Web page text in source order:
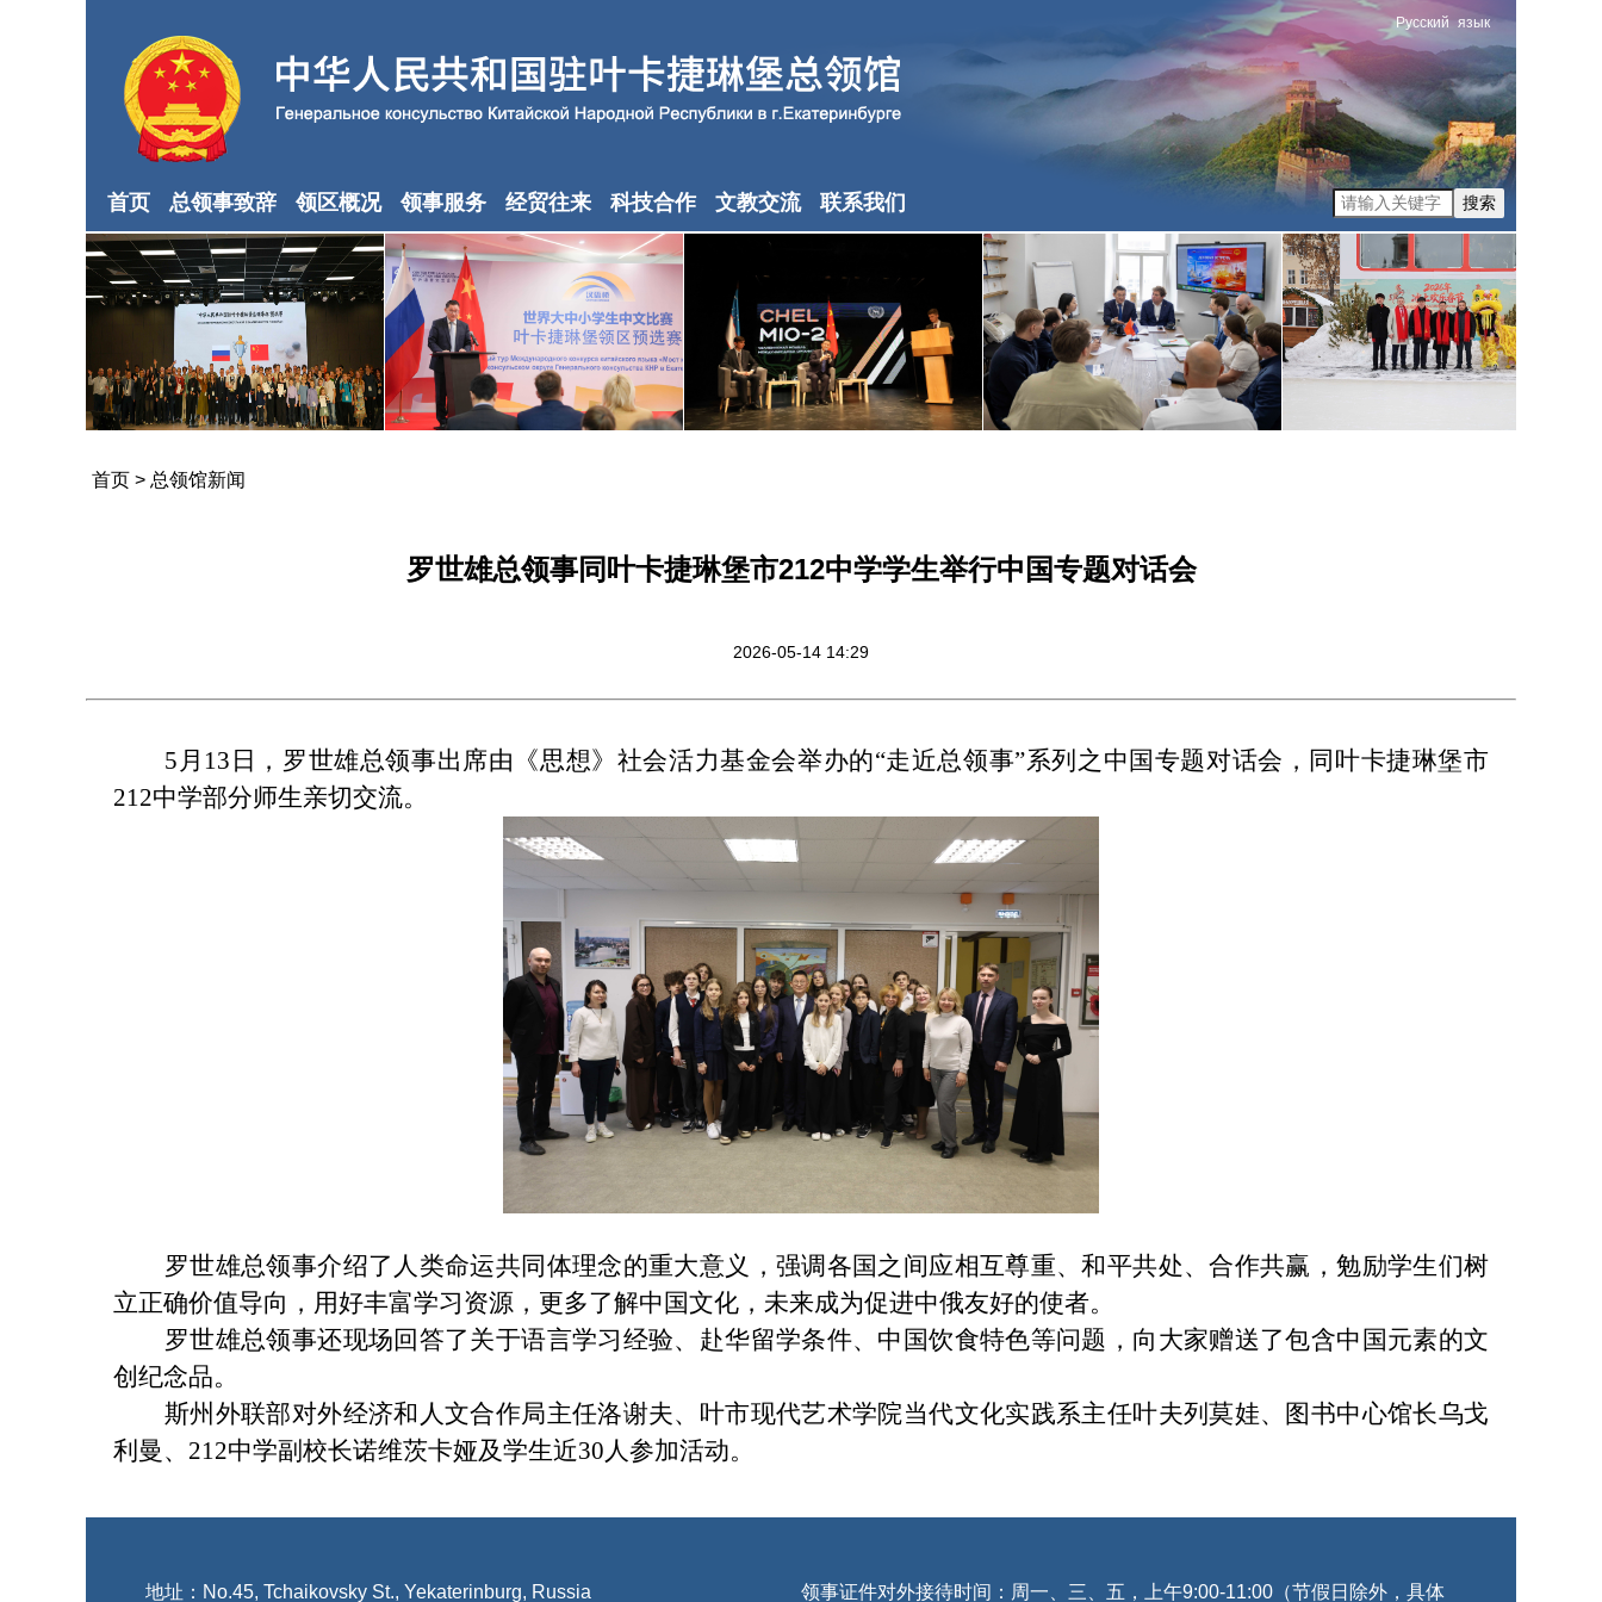
Русский язык
首页 总领事致辞 领区概况 领事服务 经贸往来 科技合作 文教交流 联系我们 搜索
首页 > 总领馆新闻
罗世雄总领事同叶卡捷琳堡市212中学学生举行中国专题对话会
2026-05-14 14:29
5月13日，罗世雄总领事出席由《思想》社会活力基金会举办的“走近总领事”系列之中国专题对话会，同叶卡捷琳堡市
212中学部分师生亲切交流。
罗世雄总领事介绍了人类命运共同体理念的重大意义，强调各国之间应相互尊重、和平共处、合作共赢，勉励学生们树
立正确价值导向，用好丰富学习资源，更多了解中国文化，未来成为促进中俄友好的使者。
罗世雄总领事还现场回答了关于语言学习经验、赴华留学条件、中国饮食特色等问题，向大家赠送了包含中国元素的文
创纪念品。
斯州外联部对外经济和人文合作局主任洛谢夫、叶市现代艺术学院当代文化实践系主任叶夫列莫娃、图书中心馆长乌戈
利曼、 212中学副校长诺维茨卡娅及学生近30人参加活动。
地址：No.45, Tchaikovsky St., Yekaterinburg, Russia 领事证件对外接待时间：周一、三、五，上午9:00-11:00（节假日除外，具体